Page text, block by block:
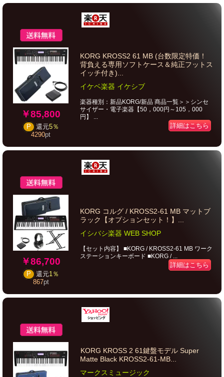
￥85,800
P 還元5％
4290pt
KORG KROSS2 61 MB (台数限定特価！
背負える専用ソフトケース＆純正フットス
イッチ付き)...
イケベ楽器 イケシブ
楽器種別：新品KORG/新品 商品一覧＞＞シンセ
サイザー・電子楽器【50，000円～105，000
円】 ...
詳細はこちら
￥86,700
P 還元1％
867pt
KORG コルグ / KROSS2-61 MB マットブ
ラック【オプションセット！】...
イシバシ楽器 WEB SHOP
【セット内容】 ■KORG / KROSS2-61 MB ワーク
ステーションキーボード ■KORG / ...
詳細はこちら
KORG KROSS 2 61鍵盤モデル Super
Matte Black KROSS2-61-MB...
マークスミュージック